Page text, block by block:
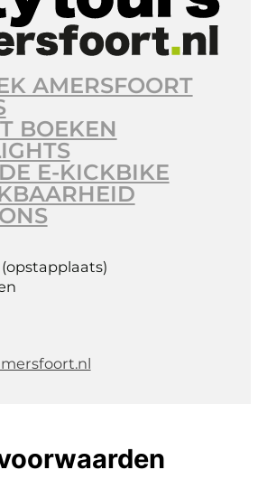
AMERSFOORT
BOEKEN
E-KICKBIKE